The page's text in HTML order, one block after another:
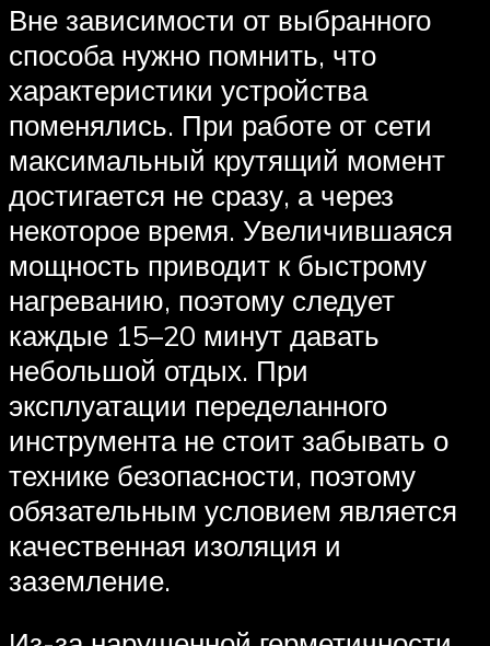
Вне зависимости от выбранного
способа нужно помнить, что
характеристики устройства
поменялись. При работе от сети
максимальный крутящий момент
достигается не сразу, а через
некоторое время. Увеличившаяся
мощность приводит к быстрому
нагреванию, поэтому следует
каждые 15–20 минут давать
небольшой отдых. При
эксплуатации переделанного
инструмента не стоит забывать о
технике безопасности, поэтому
обязательным условием является
качественная изоляция и
заземление.